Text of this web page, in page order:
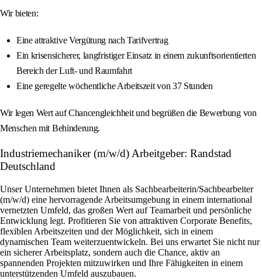
Wir bieten:
Eine attraktive Vergütung nach Tarifvertrag
Ein krisensicherer, langfristiger Einsatz in einem zukunftsorientierten
Bereich der Luft- und Raumfahrt
Eine geregelte wöchentliche Arbeitszeit von 37 Stunden
Wir legen Wert auf Chancengleichheit und begrüßen die Bewerbung von
Menschen mit Behinderung.
Industriemechaniker (m/w/d) Arbeitgeber: Randstad
Deutschland
Unser Unternehmen bietet Ihnen als Sachbearbeiterin/Sachbearbeiter
(m/w/d) eine hervorragende Arbeitsumgebung in einem international
vernetzten Umfeld, das großen Wert auf Teamarbeit und persönliche
Entwicklung legt. Profitieren Sie von attraktiven Corporate Benefits,
flexiblen Arbeitszeiten und der Möglichkeit, sich in einem
dynamischen Team weiterzuentwickeln. Bei uns erwartet Sie nicht nur
ein sicherer Arbeitsplatz, sondern auch die Chance, aktiv an
spannenden Projekten mitzuwirken und Ihre Fähigkeiten in einem
unterstützenden Umfeld auszubauen.